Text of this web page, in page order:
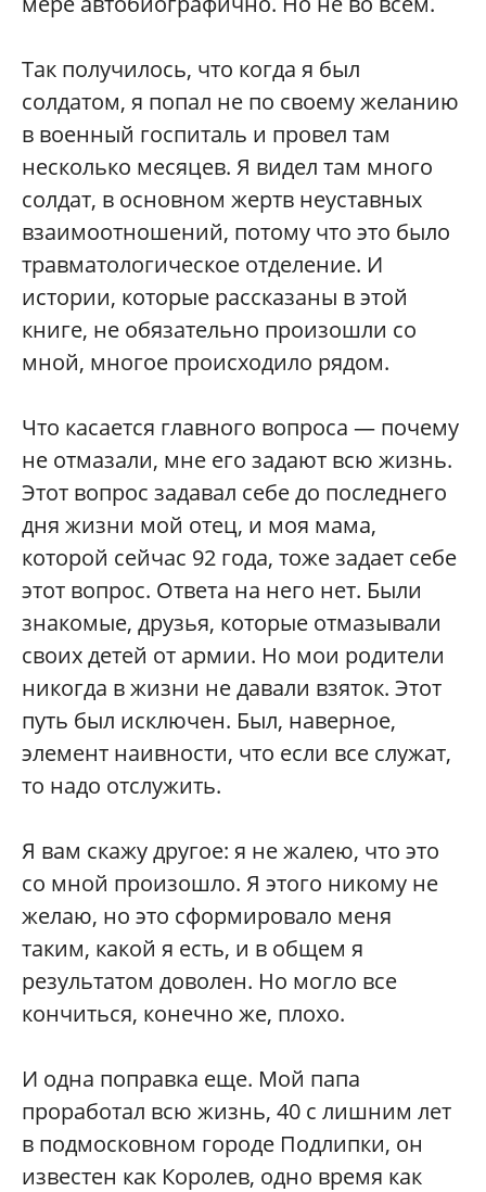
Так получилось, что когда я был
солдатом, я попал не по своему желанию
в военный госпиталь и провел там
несколько месяцев. Я видел там много
солдат, в основном жертв неуставных
взаимоотношений, потому что это было
травматологическое отделение. И
истории, которые рассказаны в этой
книге, не обязательно произошли со
мной, многое происходило рядом.
Что касается главного вопроса — почему
не отмазали, мне его задают всю жизнь.
Этот вопрос задавал себе до последнего
дня жизни мой отец, и моя мама,
которой сейчас 92 года, тоже задает себе
этот вопрос. Ответа на него нет. Были
знакомые, друзья, которые отмазывали
своих детей от армии. Но мои родители
никогда в жизни не давали взяток. Этот
путь был исключен. Был, наверное,
элемент наивности, что если все служат,
то надо отслужить.
Я вам скажу другое: я не жалею, что это
со мной произошло. Я этого никому не
желаю, но это сформировало меня
таким, какой я есть, и в общем я
результатом доволен. Но могло все
кончиться, конечно же, плохо.
И одна поправка еще. Мой папа
проработал всю жизнь, 40 с лишним лет
в подмосковном городе Подлипки, он
известен как Королев, одно время как